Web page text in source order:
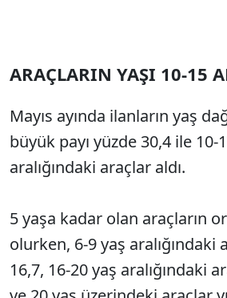
ARAÇLARIN YAŞI 10-15
Mayıs ayında ilanların yaş
büyük payı yüzde 30,4 ile 10-
aralığındaki araçlar aldı.
5 yaşa kadar olan araçların
olurken, 6-9 yaş aralığındaki
16,7, 16-20 yaş aralığındaki